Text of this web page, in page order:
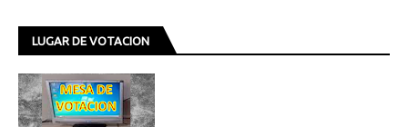
LUGAR DE VOTACION